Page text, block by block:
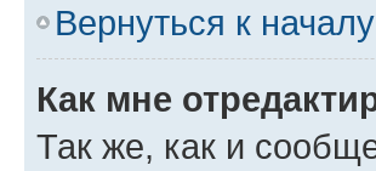
Вернуться к началу
Как мне
Так же, как и